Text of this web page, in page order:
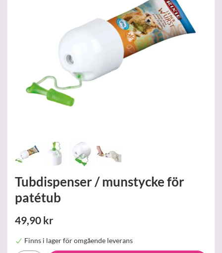
Tubdispenser / munstycke för
patétub
49,90 kr
Finns i lager för omgående leverans